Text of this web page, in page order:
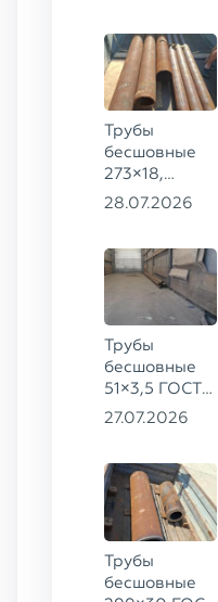
Трубы
бесшовные
273×18,
168×12 ГОСТ
28.07.2026
Трубы
бесшовные
51×3,5 ГОСТ
8732-78, ст.
27.07.2026
Трубы
бесшовные